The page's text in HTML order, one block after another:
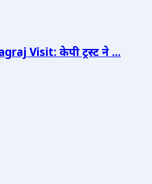
Visit: केपी ट्रस्ट ने ...